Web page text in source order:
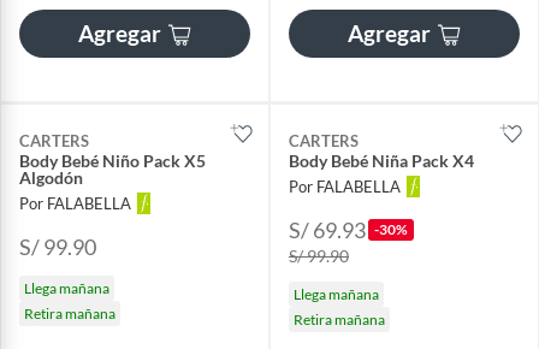
Agregar Agregar
CARTERS
Body Bebé Niño Pack X5
Algodón
Por FALABELLA
S/ 99.90
Llega mañana
Retira mañana
CARTERS
Body Bebé Niña Pack X4
Por FALABELLA
S/ 69.93 -30%
S/ 99.90
Llega mañana
Retira mañana